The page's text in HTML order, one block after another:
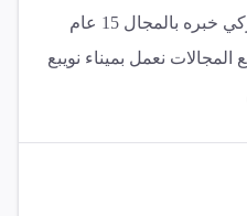
شركة الرحيل للتخليص الجمركي خبره بالمجال 15 عام
نعمل بميناء نويبع